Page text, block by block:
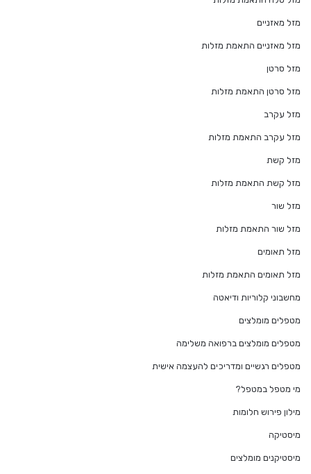
מזל מאזניים
מזל מאזניים התאמת מזלות
מזל סרטן
מזל סרטן התאמת מזלות
מזל עקרב
מזל עקרב התאמת מזלות
מזל קשת
מזל קשת התאמת מזלות
מזל שור
מזל שור התאמת מזלות
מזל תאומים
מזל תאומים התאמת מזלות
מחשבוני קלוריות ודיאטה
מטפלים מומלצים
מטפלים מומלצים ברפואה משלימה
מטפלים רגשיים ומדריכים להעצמה אישית
מי מטפל במטפל?
מילון פירוש חלומות
מיסטיקה
מיסטיקנים מומלצים